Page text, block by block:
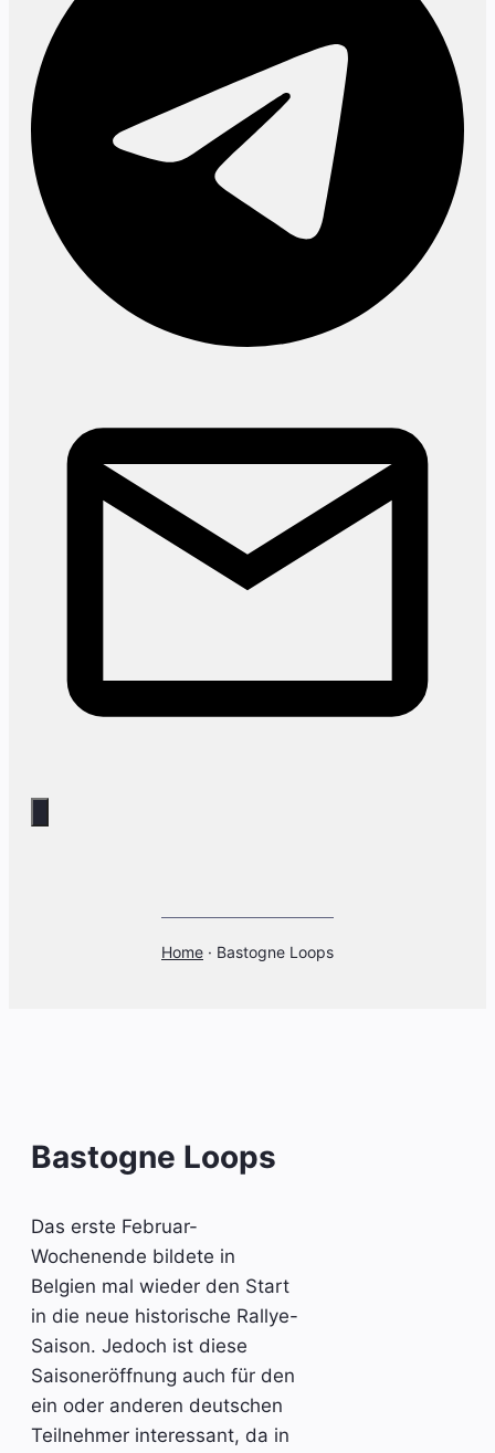
Home · Bastogne Loops
Bastogne Loops
Das erste Februar-
Wochenende bildete in
Belgien mal wieder den Start
in die neue historische Rallye-
Saison. Jedoch ist diese
Saisoneröffnung auch für den
ein oder anderen deutschen
Teilnehmer interessant, da in